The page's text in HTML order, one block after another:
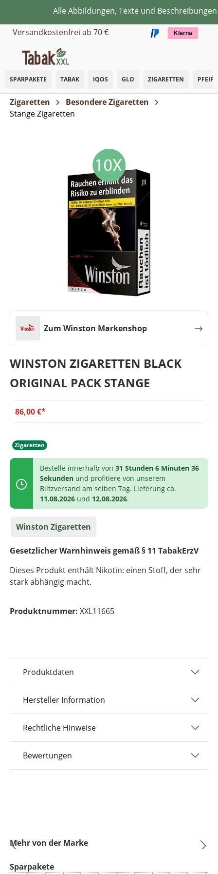
Zum Hauptinhalt springen
Alle Abbildungen, Texte und
Versandkostenfrei ab 70 €
Klarna
SPARPAKETE TABAK IQOS GLO ZIGARETTEN
Zigaretten
Besondere Zigaretten
Stange Zigaretten
Zum Winston Markenshop
WINSTON ZIGARETTEN BLACK
ORIGINAL PACK STANGE
86,00 €*
Zigaretten
Bestelle innerhalb von 31 Stunden 6 Minuten 36
Sekunden und profitiere von unserem
Blitzversand am selben Tag. Lieferung ca.
11.08.2026 und 12.08.2026.
Winston Zigaretten
Gesetzlicher Warnhinweis gemäß § 11 TabakErzV
Dieses Produkt enthält Nikotin: einen Stoff, der sehr
stark abhängig macht.
Produktnummer: XXL11665
Produktdaten
Hersteller Information
Rechtliche Hinweise
Bewertungen
Produktgalerie überspringen
Mehr von der Marke
Produktgalerie überspringen
Sparpakete